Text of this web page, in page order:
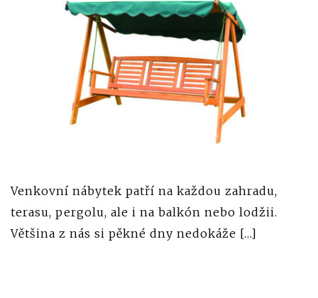
Venkovní nábytek patří na každou zahradu,
terasu, pergolu, ale i na balkón nebo lodžii.
Většina z nás si pěkné dny nedokáže […]